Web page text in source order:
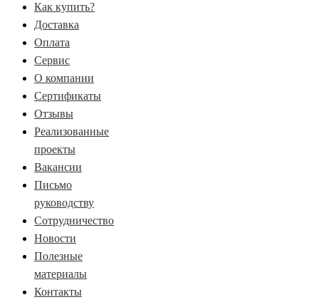
Как купить?
Доставка
Оплата
Сервис
О компании
Сертификаты
Отзывы
Реализованные
проекты
Вакансии
Письмо
руководству
Сотрудничество
Новости
Полезные
материалы
Контакты